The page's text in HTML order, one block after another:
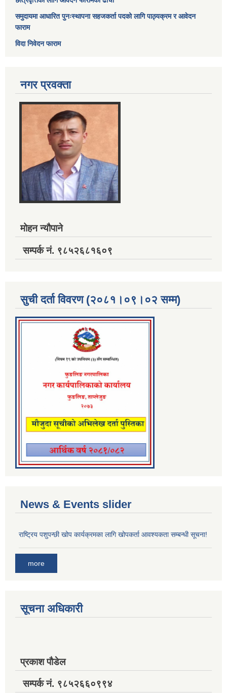
समुदायमा आधारित पुनःस्थापना सहजकर्ता पदको लागि पाठ्यक्रम र आवेदन
फाराम
विदा निवेदन फाराम
नगर प्रवक्ता
मोहन न्यौपाने
सम्पर्क नं. ९८५२६८१६०९
सुची दर्ता विवरण (२०८१।०९।०२ सम्म)
News & Events slider
राष्ट्रिय पशुपन्छी खोप कार्यक्रमका लागि खोपकर्ता आवश्यकता सम्बन्धी सूचना!
more
सूचना अधिकारी
प्रकाश पौडेल
सम्पर्क नं. ९८५२६६०९९४